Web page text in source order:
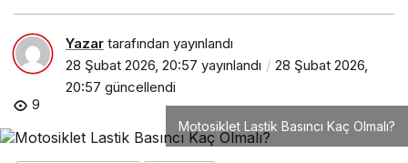
Yazar tarafından yayınlandı
28 Şubat 2026, 20:57 yayınlandı
28 Şubat 2026,
20:57 güncellendi
9
Motosiklet Lastik Basıncı Kaç Olmalı?